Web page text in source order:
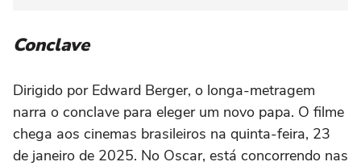
Conclave
Dirigido por Edward Berger, o longa-metragem
narra o conclave para eleger um novo papa. O filme
chega aos cinemas brasileiros na quinta-feira, 23
de janeiro de 2025. No Oscar, está concorrendo nas